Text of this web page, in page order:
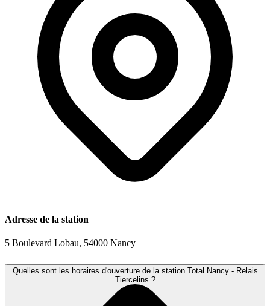
Adresse de la station
5 Boulevard Lobau, 54000 Nancy
Quelles sont les horaires d'ouverture de la station Total Nancy - Relais
Tiercelins ?